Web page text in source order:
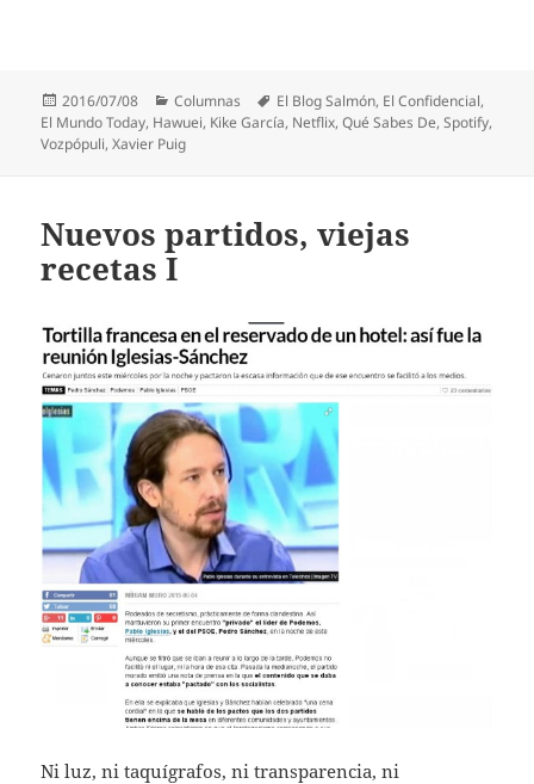
Publicado
el
2016/07/08 Categorías
Columnas Etiquetas
El Blog Salmón, El Confidencial,
El Mundo Today, Hawuei, Kike García, Netflix,Qué Sabes De,Spotify,
Vozpópuli,Xavier Puig
Nuevos partidos, viejas
recetas I
Ni luz, ni taquígrafos, ni transparencia, ni